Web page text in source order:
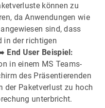
können zu
da Anwendungen wie
sind, dass
in der richtigen
End User Beispiel:
in einem MS Teams-
des Präsentierenden
der Paketverlust zu hoch
unterbricht.